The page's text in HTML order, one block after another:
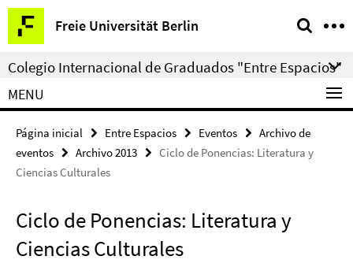
Springe
direkt
zu
Inhalt
Freie Universität Berlin
Herramientas
de
navegación
Colegio Internacional de Graduados "Entre Espacios"
MENU
Página inicial Entre Espacios Eventos
Archivo de
eventos
Archivo 2013
Ciclo de Ponencias: Literatura y
Ciencias Culturales
Ciclo de Ponencias: Literatura y
Ciencias Culturales